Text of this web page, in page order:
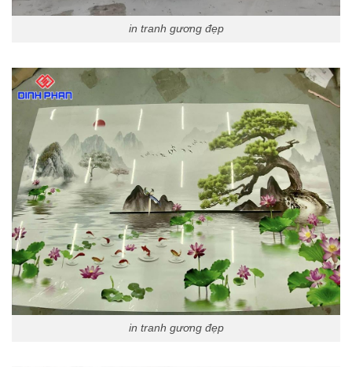
in tranh gương đẹp
in tranh gương đẹp